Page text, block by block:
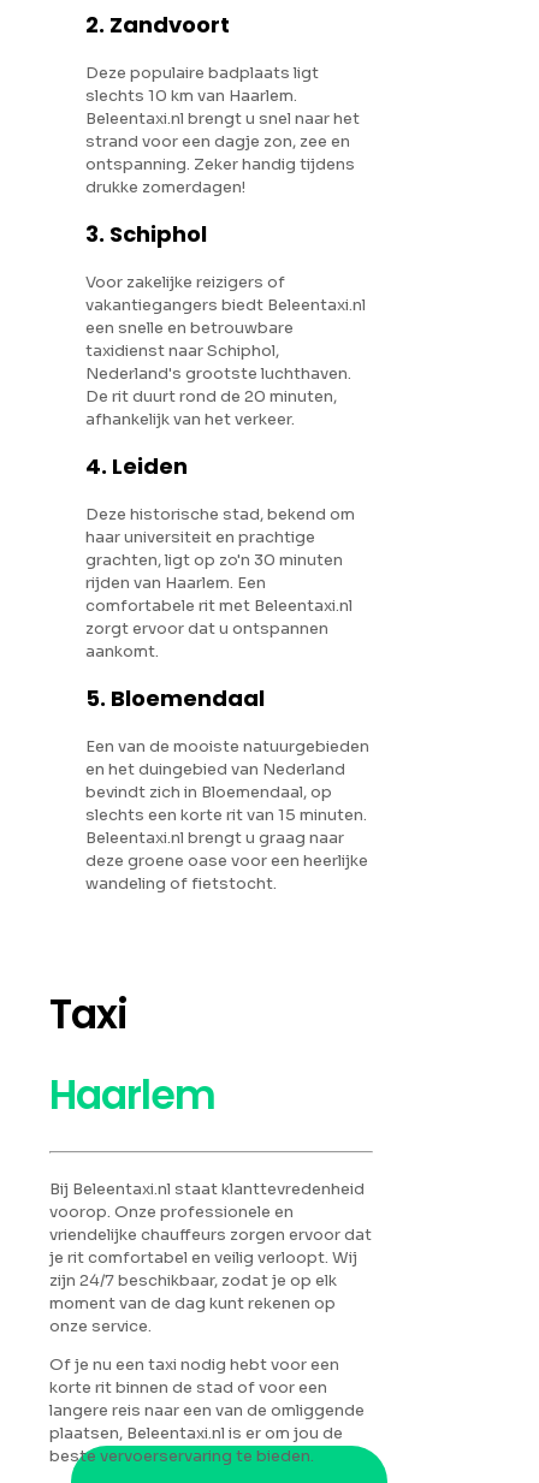
2. Zandvoort
Deze populaire badplaats ligt
slechts 10 km van Haarlem.
Beleentaxi.nl brengt u snel naar het
strand voor een dagje zon, zee en
ontspanning. Zeker handig tijdens
drukke zomerdagen!
3. Schiphol
Voor zakelijke reizigers of
vakantiegangers biedt Beleentaxi.nl
een snelle en betrouwbare
taxidienst naar Schiphol,
Nederland's grootste luchthaven.
De rit duurt rond de 20 minuten,
afhankelijk van het verkeer.
4. Leiden
Deze historische stad, bekend om
haar universiteit en prachtige
grachten, ligt op zo'n 30 minuten
rijden van Haarlem. Een
comfortabele rit met Beleentaxi.nl
zorgt ervoor dat u ontspannen
aankomt.
5. Bloemendaal
Een van de mooiste natuurgebieden
en het duingebied van Nederland
bevindt zich in Bloemendaal, op
slechts een korte rit van 15 minuten.
Beleentaxi.nl brengt u graag naar
deze groene oase voor een heerlijke
wandeling of fietstocht.
Taxi
Haarlem
Bij Beleentaxi.nl staat klanttevredenheid
voorop. Onze professionele en
vriendelijke chauffeurs zorgen ervoor dat
je rit comfortabel en veilig verloopt. Wij
zijn 24/7 beschikbaar, zodat je op elk
moment van de dag kunt rekenen op
onze service.
Of je nu een taxi nodig hebt voor een
korte rit binnen de stad of voor een
langere reis naar een van de omliggende
plaatsen, Beleentaxi.nl is er om jou de
beste vervoerservaring te bieden.